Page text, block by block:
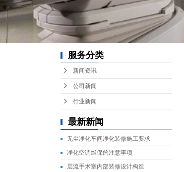
服务分类
新闻资讯
公司新闻
行业新闻
最新新闻
无尘净化车间净化装修施工要求
净化空调维保的注意事项
层流手术室内部装修设计构造